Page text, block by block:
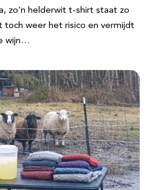
zo’n helderwit t-shirt staat zo
toch weer het risico en vermijdt
wijn…